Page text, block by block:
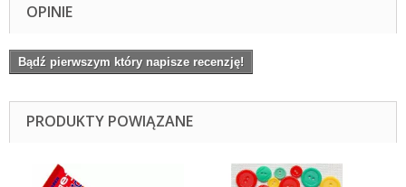
OPINIE
Bądź pierwszym który napisze recenzję!
PRODUKTY POWIĄZANE